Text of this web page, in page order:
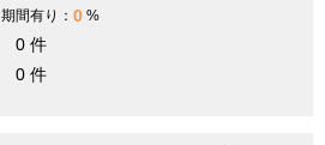
期間有り： 0 %
0 件
0 件